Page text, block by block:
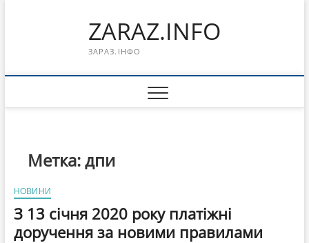
ZARAZ.INFO
ЗАРАЗ.ІНФО
Метка:дпи
НОВИНИ
З 13 січня 2020 року платіжні
доручення за новими правилами